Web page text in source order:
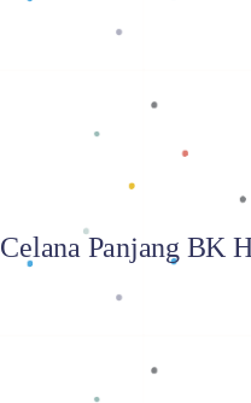
Celana Panjang BK